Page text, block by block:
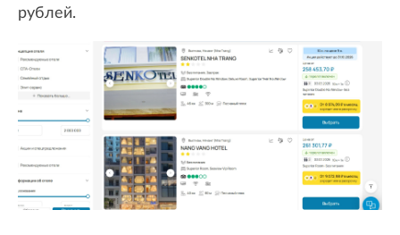
рублей.